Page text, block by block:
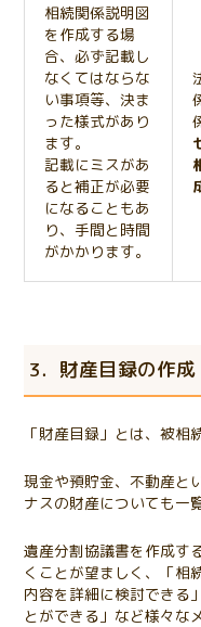
相続関係説明図
を作成する場
合、必ず記載し
なくてはならな
い事項等、決ま
った様式があり
ます。
記載にミスがあ
ると補正が必要
になることもあ
り、手間と時間
がかかります。
3．財産目録の作成
「財産目録」とは、被相
現金や預貯金、不動産と
ナスの財産についても一
遺産分割協議書を作成す
くことが望ましく、「相
内容を詳細に検討できる
とができる」など様々な